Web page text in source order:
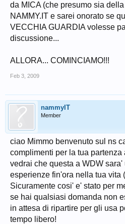
da MICA (che presumo sia
NAMMY.IT e sarei onorato se
VECCHIA GUARDIA volesse
discussione...
ALLORA... COMINCIAMO!!!
Feb 3, 2009
nammyIT
Member
ciao Mimmo benvenuto sul ns
complimenti per la tua partenza
vedrai che questa a WDW
esperienze fin'ora nella tua vita
Sicuramente cosi' e' stato per
se hai qualsiasi domanda non
in attesa di ripartire per gli usa
tempo libero!